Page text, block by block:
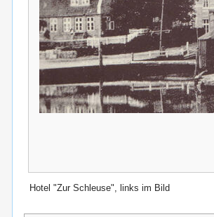
Hotel "Zur Schleuse", links im Bild